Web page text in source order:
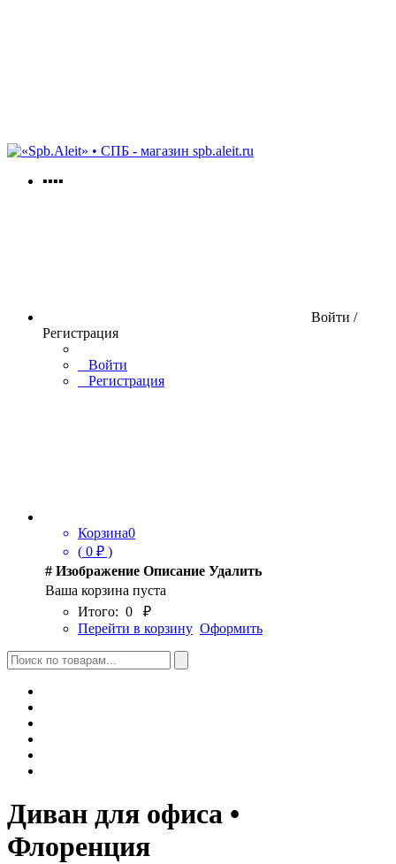
spb.aleit.ru
▪▪▪▪
Войти /
Регистрация
Войти
Регистрация
Корзина0
( 0 ₽ )
# Изображение Описание Удалить
Ваша корзина пуста
Итого: 0
₽
Перейти в корзину Оформить
Диван для офиса •
Флоренция